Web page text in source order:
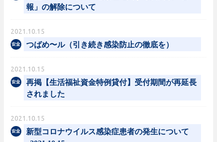
報」の解除について
2021.10.15
つばめ〜ル（引き続き感染防止の徹底を）
2021.10.15
再掲【生活福祉資金特例貸付】受付期間が再延長
されました
2021.10.15
新型コロナウイルス感染症患者の発生について